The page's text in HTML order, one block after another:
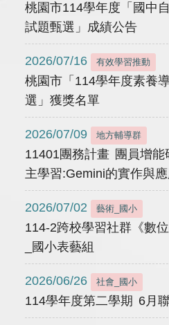
桃園市114學年度「國中
試題甄選」成績公告
2026/07/16 有效學習推動
桃園市「114學年度素養
選」獲獎名單
2026/07/09 地方輔導群
11401團務計畫 團員增能
主學習:Gemini的實作與應
2026/07/02 藝術_國小
114-2跨校學習社群《數
_國小表藝組
2026/06/26 社會_國小
114學年度第二學期 6月